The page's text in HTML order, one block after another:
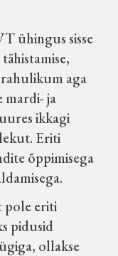
ühingus sisse
rahulikum aga
mardi- ja
ikkagi
Eriti
õppimisega
pole eriti
pidusid
ollakse